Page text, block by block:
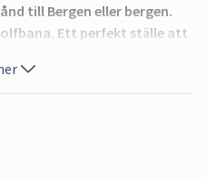
till Bergen eller bergen.
Ett perfekt ställe att
du kan känna smällen och
Nordsjön under dina